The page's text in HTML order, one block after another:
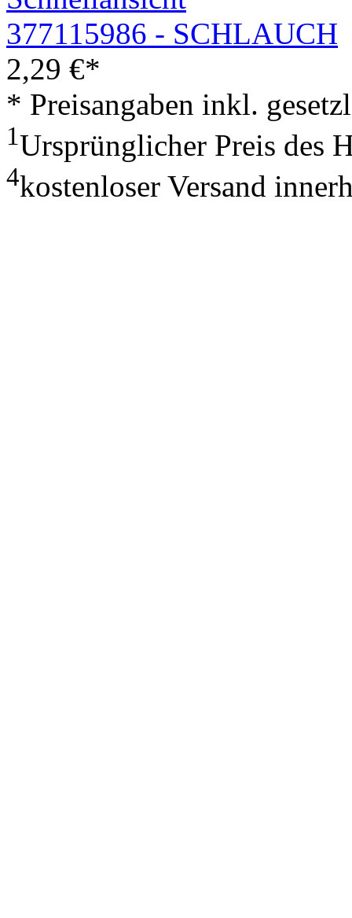
377115986 - SCHLAUCH
2,29 €*
* Preisangaben inkl.
1Ursprünglicher Preis des
4kostenloser Versand